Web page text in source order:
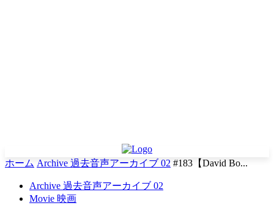
ホーム Archive 過去音声アーカイブ 02 #183【David Bo...
Archive 過去音声アーカイブ 02
Movie 映画